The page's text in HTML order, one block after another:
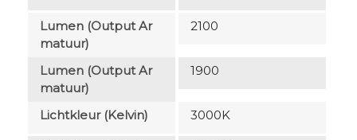
Lumen (output Ar
Matuur)
2100
Lumen (output Ar
Matuur)
1900
Lichtkleur (Kelvin) 3000K